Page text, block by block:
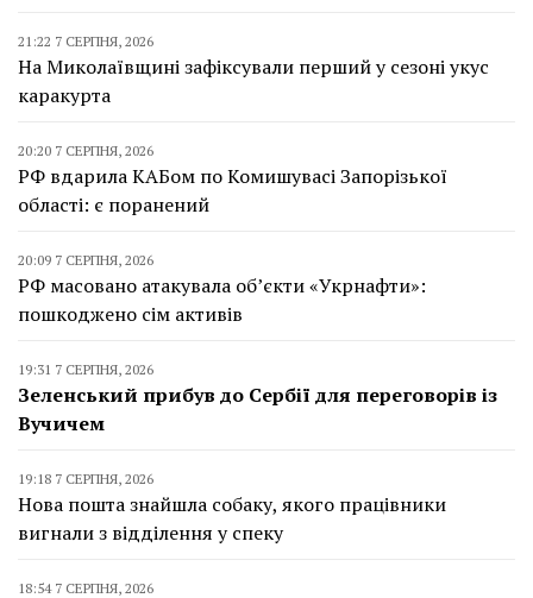
21:22 7 СЕРПНЯ, 2026
На Миколаївщині зафіксували перший у сезоні укус
каракурта
20:20 7 СЕРПНЯ, 2026
РФ вдарила КАБом по Комишувасі Запорізької
області: є поранений
20:09 7 СЕРПНЯ, 2026
РФ масовано атакувала об’єкти «Укрнафти»:
пошкоджено сім активів
19:31 7 СЕРПНЯ, 2026
Зеленський прибув до Сербії для переговорів із
Вучичем
19:18 7 СЕРПНЯ, 2026
Нова пошта знайшла собаку, якого працівники
вигнали з відділення у спеку
18:54 7 СЕРПНЯ, 2026